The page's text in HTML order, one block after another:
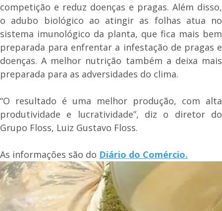
competição e reduz doenças e pragas. Além disso,
o adubo biológico ao atingir as folhas atua no
sistema imunológico da planta, que fica mais bem
preparada para enfrentar a infestação de pragas e
doenças. A melhor nutrição também a deixa mais
preparada para as adversidades do clima.
“O resultado é uma melhor produção, com alta
produtividade e lucratividade”, diz o diretor do
Grupo Floss, Luiz Gustavo Floss.
As informações são do Diário do Comércio.